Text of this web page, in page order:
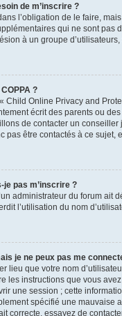
de m’inscrire ?
l’obligation de le faire,
qui ne sont pas
à un groupe
?
Child Online Privacy and
écrit des parents ou
de contacter un
pas être contactés à ce sujet,
je pas m’inscrire ?
administrateur du forum ait
l’utilisation du nom
je ne peux pas me
lieu que votre nom
les instructions que vous
une session ; cette
spécifié une mauvaise
correcte, essayez de